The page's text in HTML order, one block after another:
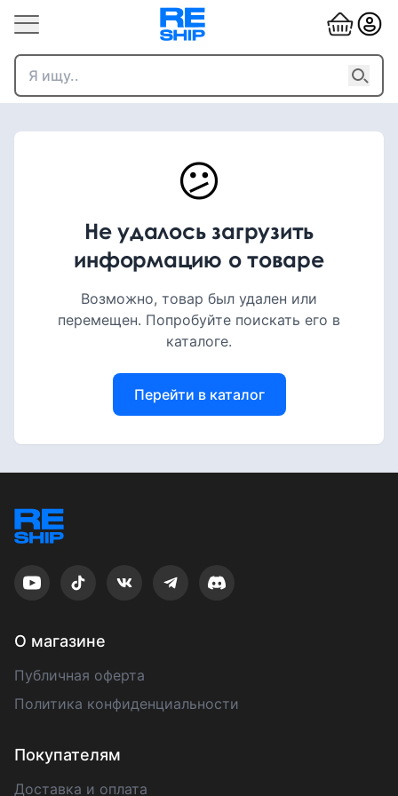
😕
Не удалось загрузить
информацию о товаре
Возможно, товар был удален или
перемещен. Попробуйте поискать его в
каталоге.
Перейти в каталог
О магазине
Публичная оферта
Политика конфиденциальности
Покупателям
Доставка и оплата